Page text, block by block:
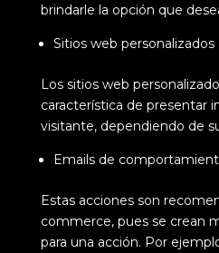
brindarle la opción que
Sitios web personalizados
Los sitios web
característica de presentar
visitante, dependiendo de
Emails de
Estas acciones son
commerce, pues se crean
para una acción. Por